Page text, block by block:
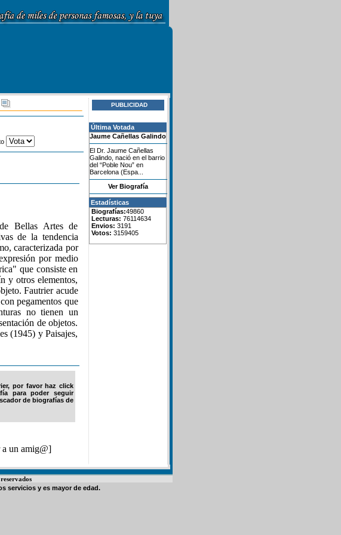
Bellas Artes de
de la tendencia
caracterizada por
por medio
que consiste en
y otros elementos,
Fautrier acude
pegamentos que
no tienen un
de objetos.
(1945) y Paisajes,
por favor haz click
para poder seguir
de biografías de
un amig@]
PUBLICIDAD
Última Votada
Jaume Cañellas Galindo
El Dr. Jaume Cañellas
Galindo, nació en el barrio
del “Poble Nou” en
Barcelona (Espa...
Ver Biografía
Estadísticas
Biografías:49860
Lecturas: 76114634
Envios: 3191
Votos: 3159405
servicios y es mayor de edad.